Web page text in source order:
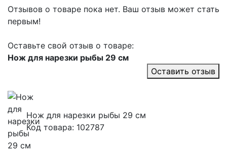
Отзывов о товаре пока нет. Ваш отзыв может стать
первым!
Оставьте свой отзыв о товаре:
Нож для нарезки рыбы 29 см
Оставить отзыв
Нож для нарезки рыбы 29 см
Код товара: 102787